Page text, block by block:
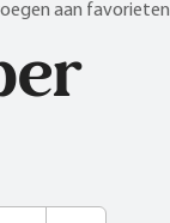
aan favorieten